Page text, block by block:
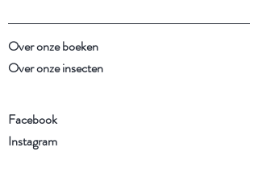
Over onze boeken
Over onze insecten
Facebook
Instagram